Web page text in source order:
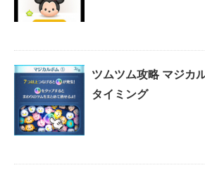
ツムツム攻略 マジカ
タイミング